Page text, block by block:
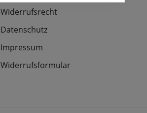
Widerrufsrecht
Datenschutz
Impressum
Widerrufsformular